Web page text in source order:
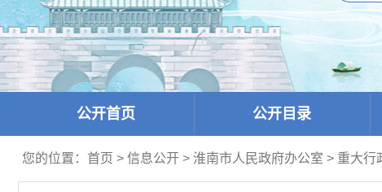
公开首页 公开目录
您的位置： 首页 > 信息公开 > 淮南市人民政府办公室 > 重大行